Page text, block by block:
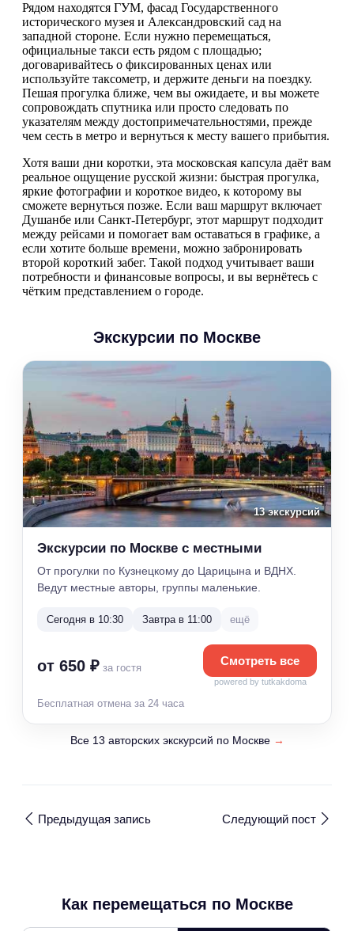
Рядом находятся ГУМ, фасад Государственного
исторического музея и Александровский сад на
западной стороне. Если нужно перемещаться,
официальные такси есть рядом с площадью;
договаривайтесь о фиксированных ценах или
используйте таксометр, и держите деньги на поездку.
Пешая прогулка ближе, чем вы ожидаете, и вы можете
сопровождать спутника или просто следовать по
указателям между достопримечательностями, прежде
чем сесть в метро и вернуться к месту вашего прибытия.
Хотя ваши дни коротки, эта московская капсула даёт вам
реальное ощущение русской жизни: быстрая прогулка,
яркие фотографии и короткое видео, к которому вы
сможете вернуться позже. Если ваш маршрут включает
Душанбе или Санкт-Петербург, этот маршрут подходит
между рейсами и помогает вам оставаться в графике, а
если хотите больше времени, можно забронировать
второй короткий забег. Такой подход учитывает ваши
потребности и финансовые вопросы, и вы вернётесь с
чётким представлением о городе.
Экскурсии по Москве
13 экскурсий
Экскурсии по Москве с местными
От прогулки по Кузнецкому до Царицына и ВДНХ.
Ведут местные авторы, группы маленькие.
Сегодня в 10:30 Завтра в 11:00 ещё
от 650 ₽ за гостя
Смотреть все
powered by tutkakdoma
Бесплатная отмена за 24 часа
Все 13 авторских экскурсий по Москве →
Предыдущая запись Следующий пост
Как перемещаться по Москве